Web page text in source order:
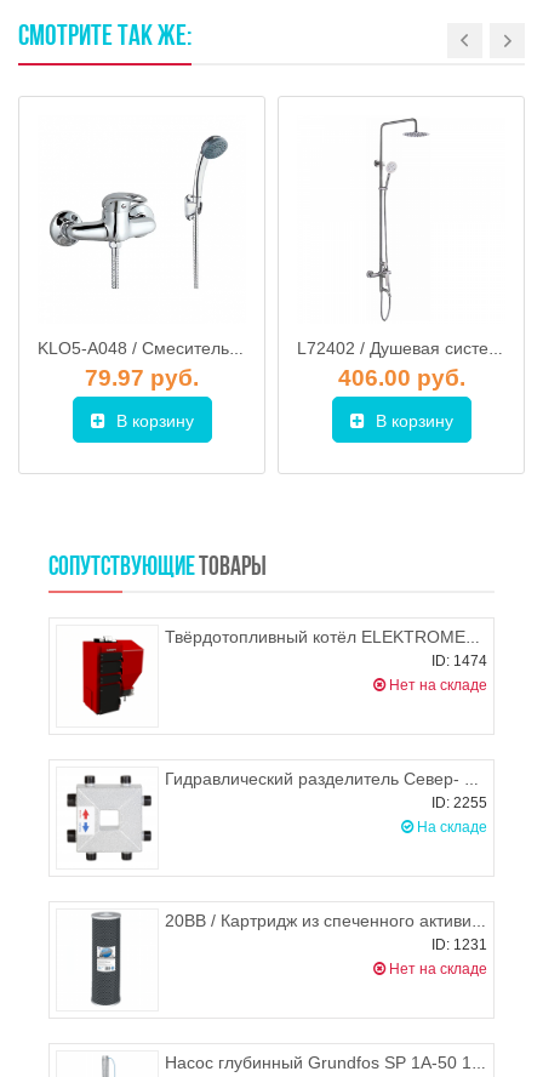
СМОТРИТЕ ТАКЖЕ:
KLO5-A048 / Смеситель для душа D40, G.Lauf
79.97 руб.
В корзину
L72402 / Душевая система со смесителем и тропическим душем, LEDEME
406.00 руб.
В корзину
СОПУТСТВУЮЩИЕ ТОВАРЫ
Твёрдотопливный котёл ELEKTROMET EKO-KWP MDP 25
ID: 1474
Нет на складе
Гидравлический разделитель Север- Компакт
ID: 2255
На складе
20BB / Картридж из спеченного активированного угля Big Blue 20" FCCBL20BB, Aquafilter
ID: 1231
Нет на складе
Насос глубинный Grundfos SP 1A-50 1x230В